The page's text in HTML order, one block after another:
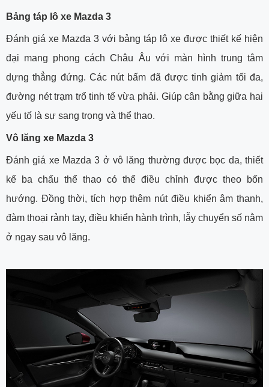
Bảng táp lô xe Mazda 3
Đánh giá xe Mazda 3 với bảng táp lô xe được thiết kế hiện
đại mang phong cách Châu Âu với màn hình trung tâm
dựng thẳng đứng. Các nút bấm đã được tinh giảm tối đa,
đường nét trạm trổ tinh tế vừa phải. Giúp cân bằng giữa hai
yếu tố là sự sang trọng và thể thao.
Vô lăng xe Mazda 3
Đánh giá xe Mazda 3 ở vô lăng thường được bọc da, thiết
kế ba chấu thể thao có thể điều chỉnh được theo bốn
hướng. Đồng thời, tích hợp thêm nút điều khiển âm thanh,
đàm thoại rảnh tay, điều khiển hành trình, lẫy chuyển số nằm
ở ngay sau vô lăng.